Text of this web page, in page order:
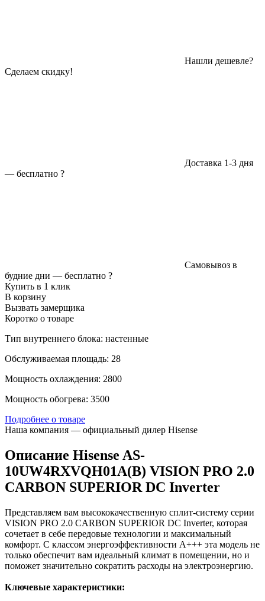
Нашли дешевле?
Сделаем скидку!
Доставка 1-3 дня
— бесплатно ?
Самовывоз в
будние дни — бесплатно ?
Купить в 1 клик
В корзину
Вызвать замерщика
Коротко о товаре
Тип внутреннего блока: настенные
Обслуживаемая площадь: 28
Мощность охлаждения: 2800
Мощность обогрева: 3500
Подробнее о товаре
Наша компания — официальный дилер Hisense
Описание Hisense AS-
10UW4RXVQH01A(B) VISION PRO 2.0
CARBON SUPERIOR DC Inverter
Представляем вам высококачественную сплит-систему серии
VISION PRO 2.0 CARBON SUPERIOR DC Inverter, которая
сочетает в себе передовые технологии и максимальный
комфорт. С классом энергоэффективности А+++ эта модель не
только обеспечит вам идеальный климат в помещении, но и
поможет значительно сократить расходы на электроэнергию.
Ключевые характеристики: